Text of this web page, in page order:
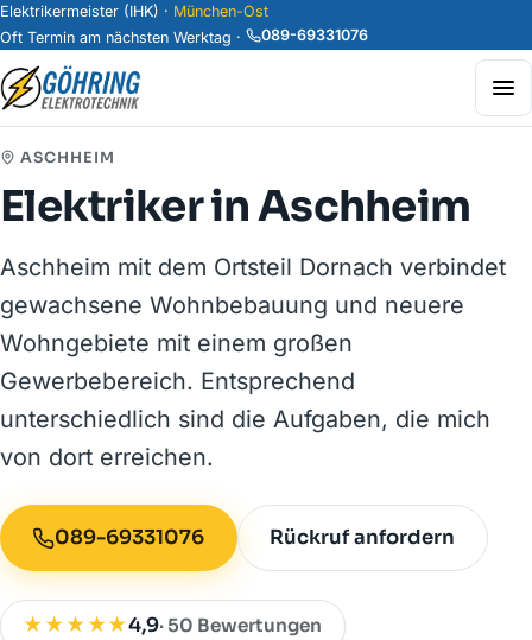
Elektrikermeister (IHK) · München-Ost
Oft Termin am nächsten Werktag ·
089-69331076
ASCHHEIM
Elektriker in Aschheim
Aschheim mit dem Ortsteil Dornach verbindet
gewachsene Wohnbebauung und neuere
Wohngebiete mit einem großen
Gewerbebereich. Entsprechend
unterschiedlich sind die Aufgaben, die mich
von dort erreichen.
089-69331076 Rückruf anfordern
★★★★★4,9· 50 Bewertungen